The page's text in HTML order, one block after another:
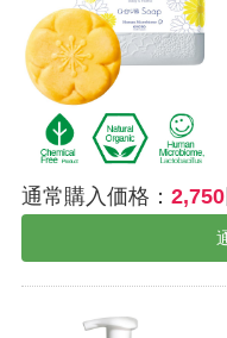
通常購入価格： 2,750